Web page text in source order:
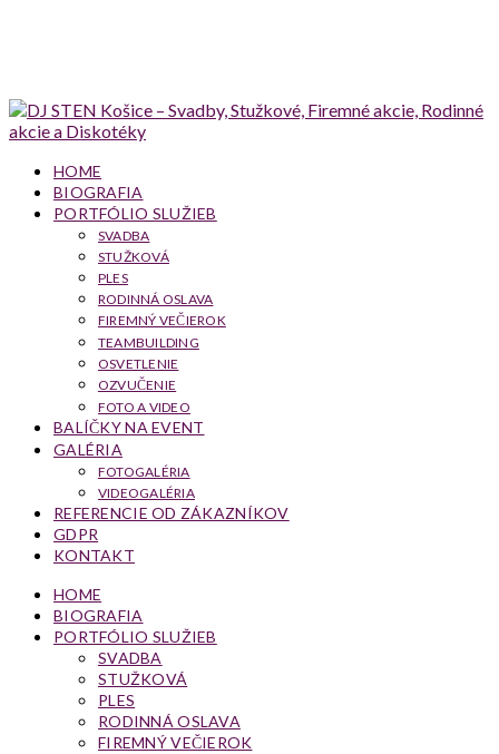
HOME
BIOGRAFIA
PORTFÓLIO SLUŽIEB
SVADBA
STUŽKOVÁ
PLES
RODINNÁ OSLAVA
FIREMNÝ VEČIEROK
TEAMBUILDING
OSVETLENIE
OZVUČENIE
FOTO A VIDEO
BALÍČKY NA EVENT
GALÉRIA
FOTOGALÉRIA
VIDEOGALÉRIA
REFERENCIE OD ZÁKAZNÍKOV
GDPR
KONTAKT
HOME
BIOGRAFIA
PORTFÓLIO SLUŽIEB
SVADBA
STUŽKOVÁ
PLES
RODINNÁ OSLAVA
FIREMNÝ VEČIEROK